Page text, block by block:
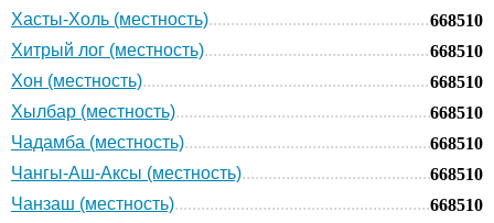
Хасты-Холь (местность)
668510
Хитрый лог (местность)
668510
Хон (местность)
668510
Хылбар (местность)
668510
Чадамба (местность)
668510
Чангы-Аш-Аксы (местность)
668510
Чанзаш (местность)
668510